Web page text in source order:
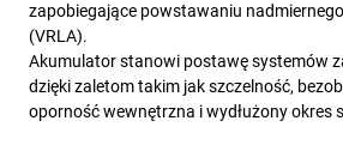
zapobiegające powstawaniu
(VRLA).
Akumulator stanowi postawę systemów
dzięki zaletom takim jak szczelność,
oporność wewnętrzna i wydłużony okres